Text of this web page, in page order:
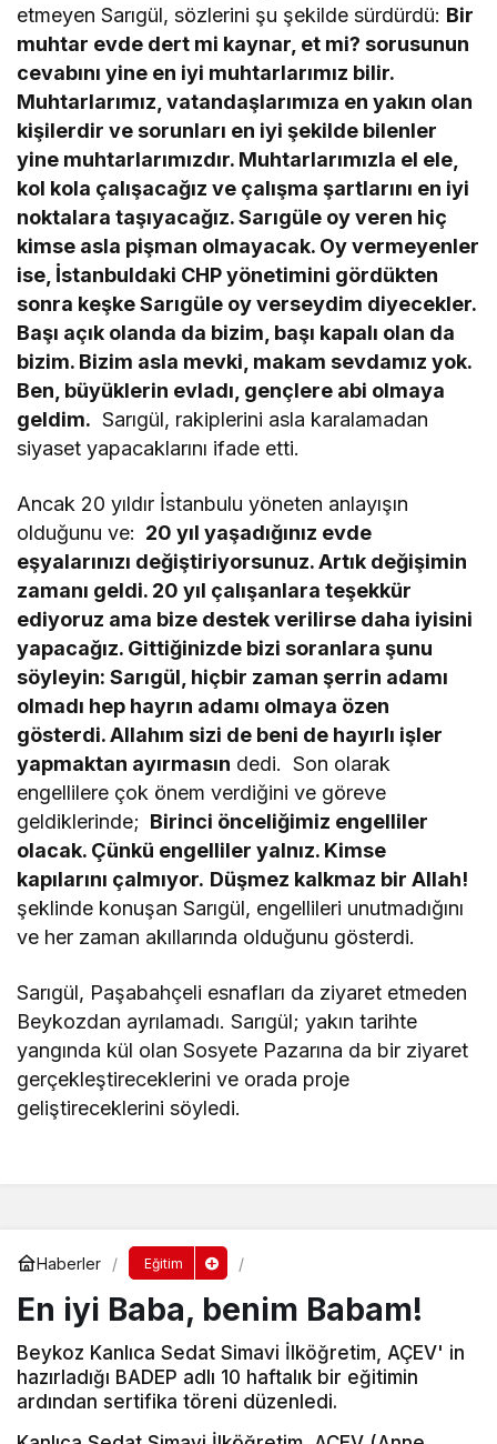
etmeyen Sarıgül, sözlerini şu şekilde sürdürdü: Bir
muhtar evde dert mi kaynar, et mi? sorusunun
cevabını yine en iyi muhtarlarımız bilir.
Muhtarlarımız, vatandaşlarımıza en yakın olan
kişilerdir ve sorunları en iyi şekilde bilenler
yine muhtarlarımızdır. Muhtarlarımızla el ele,
kol kola çalışacağız ve çalışma şartlarını en iyi
noktalara taşıyacağız. Sarıgüle oy veren hiç
kimse asla pişman olmayacak. Oy vermeyenler
ise, İstanbuldaki CHP yönetimini gördükten
sonra keşke Sarıgüle oy verseydim diyecekler.
Başı açık olanda da bizim, başı kapalı olan da
bizim. Bizim asla mevki, makam sevdamız yok.
Ben, büyüklerin evladı, gençlere abi olmaya
geldim. Sarıgül, rakiplerini asla karalamadan
siyaset yapacaklarını ifade etti.
Ancak 20 yıldır İstanbulu yöneten anlayışın
olduğunu ve:  20 yıl yaşadığınız evde
eşyalarınızı değiştiriyorsunuz. Artık değişimin
zamanı geldi. 20 yıl çalışanlara teşekkür
ediyoruz ama bize destek verilirse daha iyisini
yapacağız. Gittiğinizde bizi soranlara şunu
söyleyin: Sarıgül, hiçbir zaman şerrin adamı
olmadı hep hayrın adamı olmaya özen
gösterdi. Allahım sizi de beni de hayırlı işler
yapmaktan ayırmasın dedi. Son olarak
engellilere çok önem verdiğini ve göreve
geldiklerinde;  Birinci önceliğimiz engelliler
olacak. Çünkü engelliler yalnız. Kimse
kapılarını çalmıyor. Düşmez kalkmaz bir Allah!
şeklinde konuşan Sarıgül, engellileri unutmadığını
ve her zaman akıllarında olduğunu gösterdi.
Sarıgül, Paşabahçeli esnafları da ziyaret etmeden
Beykozdan ayrılamadı. Sarıgül; yakın tarihte
yangında kül olan Sosyete Pazarına da bir ziyaret
gerçekleştireceklerini ve orada proje
geliştireceklerini söyledi.
Haberler Eğitim
En iyi Baba, benim Babam!
Beykoz Kanlıca Sedat Simavi İlköğretim, AÇEV' in
hazırladığı BADEP adlı 10 haftalık bir eğitimin
ardından sertifika töreni düzenledi.